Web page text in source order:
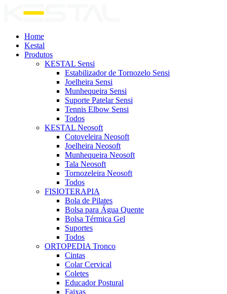
Home
Kestal
Produtos
KESTAL Sensi
Estabilizador de Tornozelo Sensi
Joelheira Sensi
Munhequeira Sensi
Suporte Patelar Sensi
Tennis Elbow Sensi
Todos
KESTAL Neosoft
Cotoveleira Neosoft
Joelheira Neosoft
Munhequeira Neosoft
Tala Neosoft
Tornozeleira Neosoft
Todos
FISIOTERAPIA
Bola de Pilates
Bolsa para Água Quente
Bolsa Térmica Gel
Suportes
Todos
ORTOPEDIA Tronco
Cintas
Colar Cervical
Coletes
Educador Postural
Faixas